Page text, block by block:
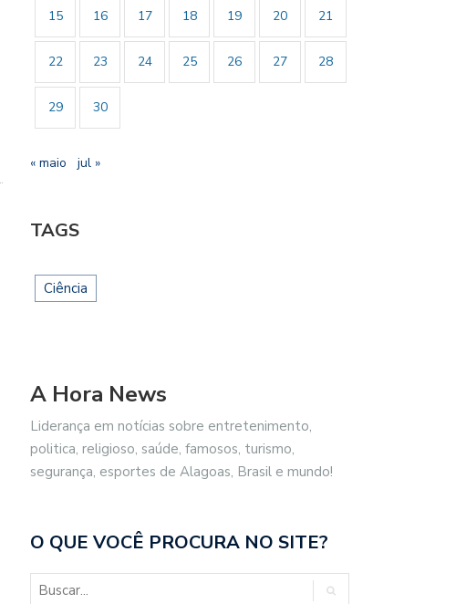
15 16 17 18 19 20 21
22 23 24 25 26 27 28
29 30
« maio jul »
TAGS
Ciência
A Hora News
Liderança em notícias sobre entretenimento,
politica, religioso, saúde, famosos, turismo,
segurança, esportes de Alagoas, Brasil e mundo!
O QUE VOCÊ PROCURA NO SITE?